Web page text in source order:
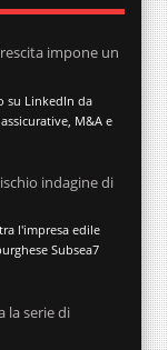
impone un
su LinkedIn da
M&A e
indagine di
l'impresa edile
Subsea7
la serie di